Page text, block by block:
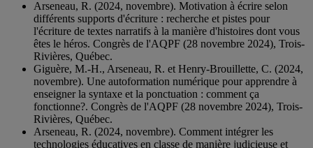
Arseneau, R. (2024, novembre). Motivation à écrire selon
différents supports d'écriture : recherche et pistes pour
l'écriture de textes narratifs à la manière d'histoires dont vous
êtes le héros. Congrès de l'AQPF (28 novembre 2024), Trois-
Rivières, Québec.
Giguère, M.-H., Arseneau, R. et Henry-Brouillette, C. (2024,
novembre). Une autoformation numérique pour apprendre à
enseigner la syntaxe et la ponctuation : comment ça
fonctionne?. Congrès de l'AQPF (28 novembre 2024), Trois-
Rivières, Québec.
Arseneau, R. (2024, novembre). Comment intégrer les
technologies éducatives en classe de manière judicieuse et